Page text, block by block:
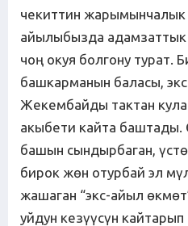
чекиттин жарымынчалык
айылыбызда
чоң окуя болгону турат.
башкарманын баласы,
Жекембайды тактан
акыбети кайта
башын сындырбаган,
бирок жөн отурбай эл
жашаган “экс-айыл
уйдун кезүүсүн кайтарып